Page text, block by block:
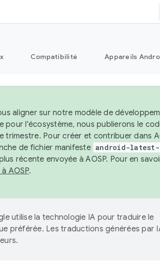
Compatibilité Appareils
aligner sur notre modèle de
pour l'écosystème, nous publierons le
trimestre. Pour créer et contribuer dans
de fichier manifeste android-latest-
récente envoyée à AOSP. Pour en
AOSP.
utilise la technologie IA pour traduire le
préférée. Les traductions générées par